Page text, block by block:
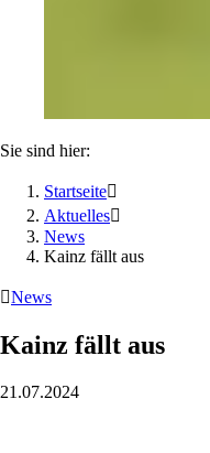
Sie sind hier:
Startseite
Aktuelles
News
Kainz fällt aus
News
Kainz fällt aus
21.07.2024